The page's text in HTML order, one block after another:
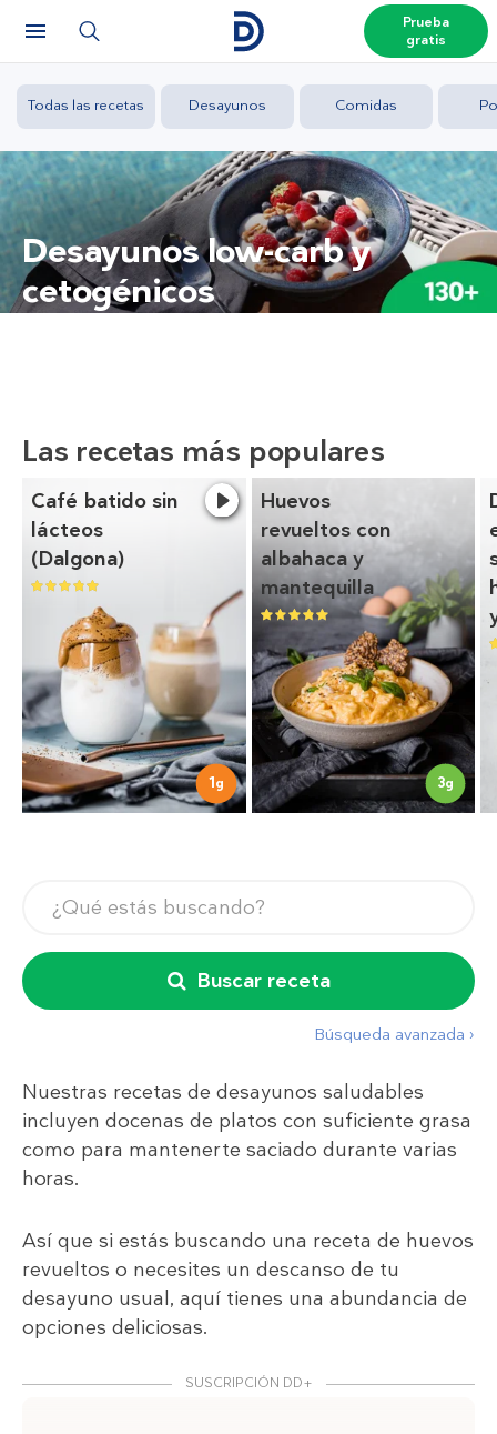
Prueba
gratis
Todas las recetas Desayunos Comidas
Desayunos low-carb y
cetogénicos
Las recetas más populares
Café batido sin
lácteos
(Dalgona)
1g
Huevos
revueltos con
albahaca y
mantequilla
3g
Buscar receta
Búsqueda avanzada ›
Nuestras recetas de desayunos saludables
incluyen docenas de platos con suficiente grasa
como para mantenerte saciado durante varias
horas.
Así que si estás buscando una receta de huevos
revueltos o necesites un descanso de tu
desayuno usual, aquí tienes una abundancia de
opciones deliciosas.
SUSCRIPCIÓN DD+